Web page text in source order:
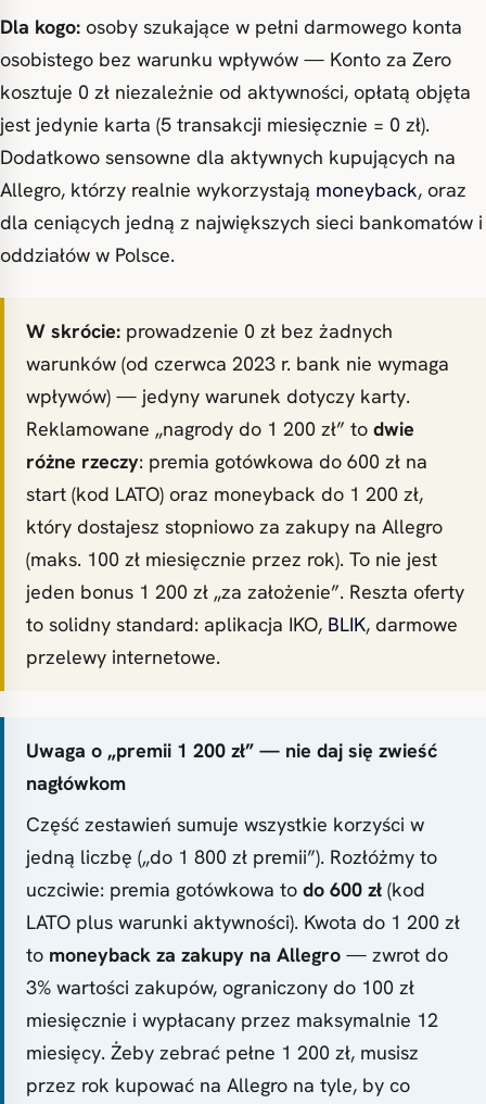
Dla kogo: osoby szukające w pełni darmowego konta
osobistego bez warunku wpływów — Konto za Zero
kosztuje 0 zł niezależnie od aktywności, opłatą objęta
jest jedynie karta (5 transakcji miesięcznie = 0 zł).
Dodatkowo sensowne dla aktywnych kupujących na
Allegro, którzy realnie wykorzystają moneyback, oraz
dla ceniących jedną z największych sieci bankomatów i
oddziałów w Polsce.
W skrócie: prowadzenie 0 zł bez żadnych
warunków (od czerwca 2023 r. bank nie wymaga
wpływów) — jedyny warunek dotyczy karty.
Reklamowane „nagrody do 1 200 zł” to dwie
różne rzeczy: premia gotówkowa do 600 zł na
start (kod LATO) oraz moneyback do 1 200 zł,
który dostajesz stopniowo za zakupy na Allegro
(maks. 100 zł miesięcznie przez rok). To nie jest
jeden bonus 1 200 zł „za założenie”. Reszta oferty
to solidny standard: aplikacja IKO, BLIK, darmowe
przelewy internetowe.
Uwaga o „premii 1 200 zł” — nie daj się zwieść
nagłówkom
Część zestawień sumuje wszystkie korzyści w
jedną liczbę („do 1 800 zł premii”). Rozłóżmy to
uczciwie: premia gotówkowa to do 600 zł (kod
LATO plus warunki aktywności). Kwota do 1 200 zł
to moneyback za zakupy na Allegro — zwrot do
3% wartości zakupów, ograniczony do 100 zł
miesięcznie i wypłacany przez maksymalnie 12
miesięcy. Żeby zebrać pełne 1 200 zł, musisz
przez rok kupować na Allegro na tyle, by co